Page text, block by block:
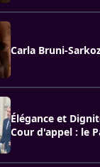
Carla Bruni-
Élégance et
Cour d'appel : le